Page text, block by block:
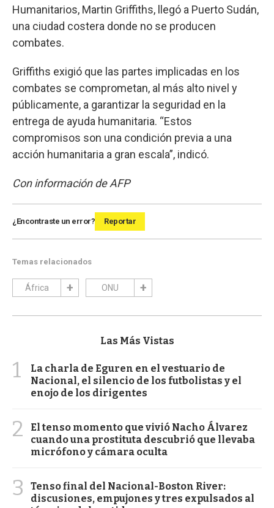
Humanitarios, Martin Griffiths, llegó a Puerto Sudán,
una ciudad costera donde no se producen
combates.
Griffiths exigió que las partes implicadas en los
combates se comprometan, al más alto nivel y
públicamente, a garantizar la seguridad en la
entrega de ayuda humanitaria. “Estos
compromisos son una condición previa a una
acción humanitaria a gran escala”, indicó.
Con información de AFP
¿Encontraste un error? Reportar
Temas relacionados
África ONU
Las Más Vistas
1
La charla de Eguren en el vestuario de
Nacional, el silencio de los futbolistas y el
enojo de los dirigentes
2
El tenso momento que vivió Nacho Álvarez
cuando una prostituta descubrió que llevaba
micrófono y cámara oculta
3
Tenso final del Nacional-Boston River:
discusiones, empujones y tres expulsados al